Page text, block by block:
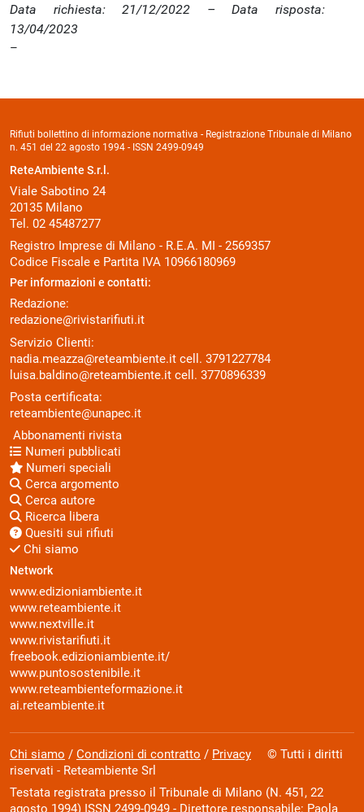
Data richiesta: 21/12/2022 – Data risposta:
13/04/2023
Rifiuti bollettino di informazione normativa - Registrazione Tribunale di Milano
n. 451 del 22 agosto 1994 - ISSN 2499-0949
ReteAmbiente S.r.l.
Viale Sabotino 24
20135 Milano
Tel. 02 45487277
Registro Imprese di Milano - R.E.A. MI - 2569357
Codice Fiscale e Partita IVA 10966180969
Per informazioni e contatti:
Redazione:
redazione@rivistarifiuti.it
Servizio Clienti:
nadia.meazza@reteambiente.it cell. 3791227784
luisa.baldino@reteambiente.it cell. 3770896339
Posta certificata:
reteambiente@unapec.it
Abbonamenti rivista
Numeri pubblicati
Numeri speciali
Cerca argomento
Cerca autore
Ricerca libera
Quesiti sui rifiuti
Chi siamo
Network
www.edizioniambiente.it
www.reteambiente.it
www.nextville.it
www.rivistarifiuti.it
freebook.edizioniambiente.it/
www.puntosostenibile.it
www.reteambienteformazione.it
ai.reteambiente.it
Chi siamo / Condizioni di contratto / Privacy © Tutti i diritti
riservati - Reteambiente Srl
Testata registrata presso il Tribunale di Milano (N. 451, 22
agosto 1994) ISSN 2499-0949 - Direttore responsabile: Paola